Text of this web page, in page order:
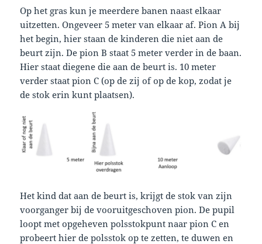
Op het gras kun je meerdere banen naast elkaar
uitzetten. Ongeveer 5 meter van elkaar af. Pion A bij
het begin, hier staan de kinderen die niet aan de
beurt zijn. De pion B staat 5 meter verder in de baan.
Hier staat diegene die aan de beurt is. 10 meter
verder staat pion C (op de zij of op de kop, zodat je
de stok erin kunt plaatsen).
Het kind dat aan de beurt is, krijgt de stok van zijn
voorganger bij de vooruitgeschoven pion. De pupil
loopt met opgeheven polsstokpunt naar pion C en
probeert hier de polsstok op te zetten, te duwen en